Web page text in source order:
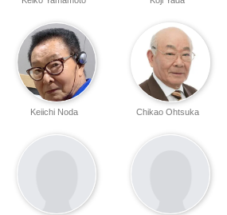
Chikao Ohtsuka
Keiichi Noda